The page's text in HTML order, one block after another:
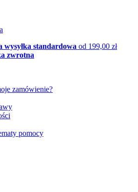
wysyłka standardowa od 199,00 zł
zwrotna
zamówienie?
pomocy